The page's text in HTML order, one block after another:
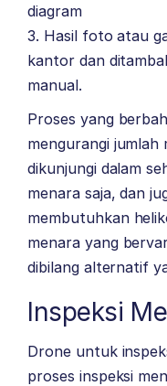
diagram
3. Hasil foto atau
kantor dan
manual.
Proses yang
mengurangi jumlah
dikunjungi dalam
menara saja, dan
membutuhkan
menara yang
dibilang alternatif
Inspeksi
Drone untuk
proses inspeksi